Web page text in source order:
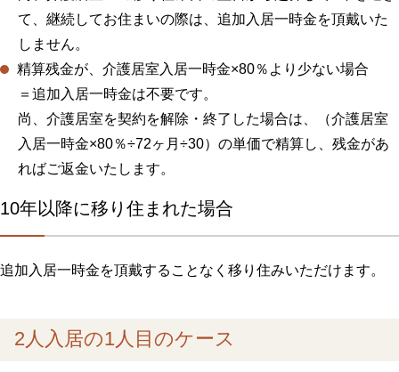
て、継続してお住まいの際は、追加入居一時金を頂戴いた
しません。
精算残金が、介護居室入居一時金×80％より少ない場合
＝追加入居一時金は不要です。
尚、介護居室を契約を解除・終了した場合は、（介護居室
入居一時金×80％÷72ヶ月÷30）の単価で精算し、残金があ
ればご返金いたします。
10年以降に移り住まれた場合
追加入居一時金を頂戴することなく移り住みいただけます。
2人入居の1人目のケース